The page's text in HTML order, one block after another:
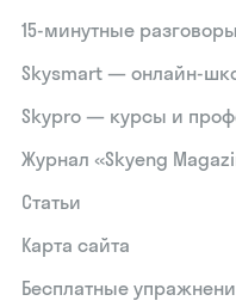
15‑минутные
Skysmart — онлайн-
Skypro — курсы и
Журнал «Skyeng
Статьи
Карта сайта
Бесплатные